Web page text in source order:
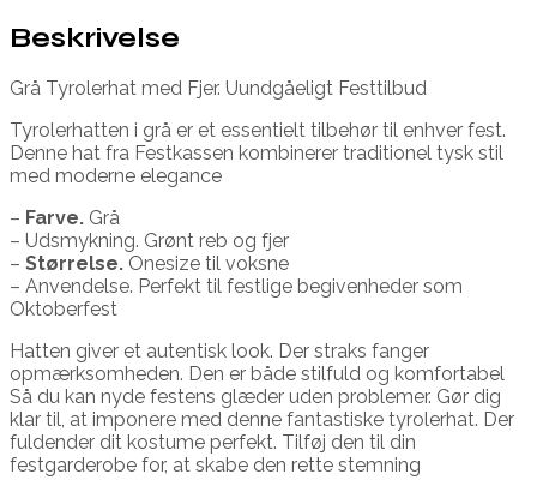
Beskrivelse
Grå Tyrolerhat med Fjer. Uundgåeligt Festtilbud
Tyrolerhatten i grå er et essentielt tilbehør til enhver fest.
Denne hat fra Festkassen kombinerer traditionel tysk stil
med moderne elegance
– Farve. Grå
– Udsmykning. Grønt reb og fjer
– Størrelse. Onesize til voksne
– Anvendelse. Perfekt til festlige begivenheder som
Oktoberfest
Hatten giver et autentisk look. Der straks fanger
opmærksomheden. Den er både stilfuld og komfortabel
Så du kan nyde festens glæder uden problemer. Gør dig
klar til, at imponere med denne fantastiske tyrolerhat. Der
fuldender dit kostume perfekt. Tilføj den til din
festgarderobe for, at skabe den rette stemning